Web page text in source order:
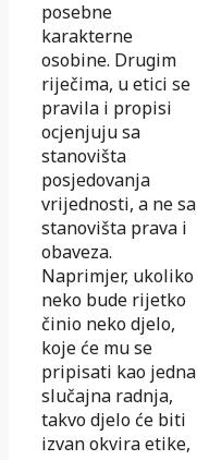
posebne
karakterne
osobine. Drugim
riječima, u etici se
pravila i propisi
ocjenjuju sa
stanovišta
posjedovanja
vrijednosti, a ne sa
stanovišta prava i
obaveza.
Naprimjer, ukoliko
neko bude rijetko
činio neko djelo,
koje će mu se
pripisati kao jedna
slučajna radnja,
takvo djelo će biti
izvan okvira etike,